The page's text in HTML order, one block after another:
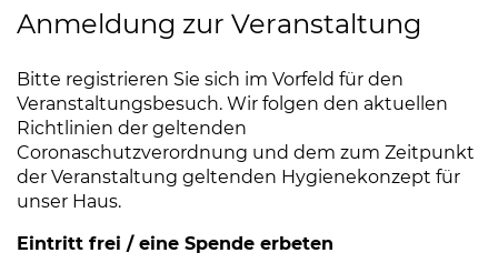
Anmeldung zur Veranstaltung
Bitte registrieren Sie sich im Vorfeld für den
Veranstaltungsbesuch. Wir folgen den aktuellen
Richtlinien der geltenden
Coronaschutzverordnung und dem zum Zeitpunkt
der Veranstaltung geltenden Hygienekonzept für
unser Haus.
Eintritt frei / eine Spende erbeten